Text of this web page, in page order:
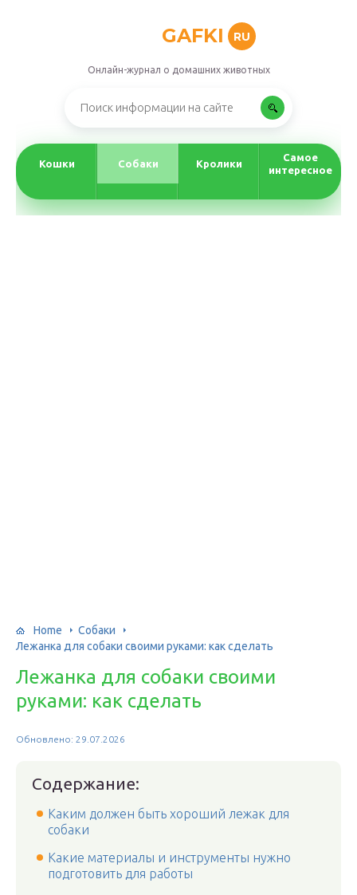
GAFKI RU
Онлайн-журнал о домашних животных
Кошки Собаки Кролики
Самое
интересное
Home
Собаки
Лежанка для собаки своими руками: как сделать
Лежанка для собаки своими
руками: как сделать
Обновлено: 29.07.2026
Содержание:
Каким должен быть хороший лежак для
собаки
Какие материалы и инструменты нужно
подготовить для работы